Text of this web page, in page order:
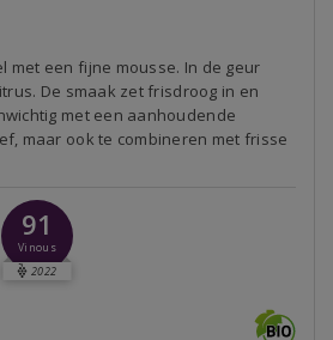
met een fijne mousse. In de geur
De smaak zet frisdroog in en
met een aanhoudende
maar ook te combineren met frisse
91
Vinous
2022